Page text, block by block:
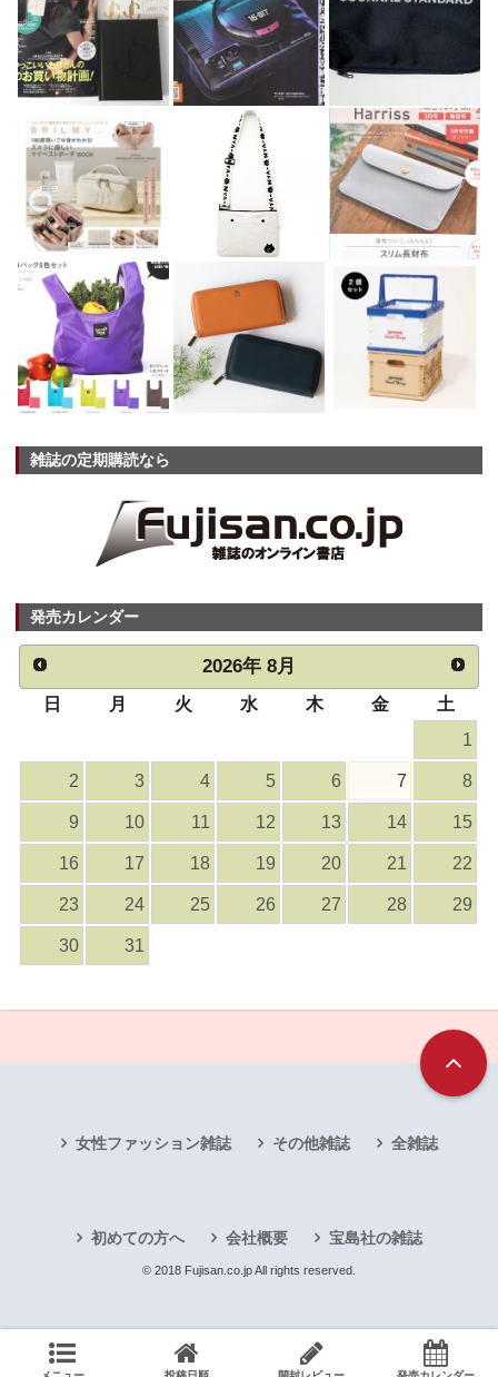
雑誌の定期購読なら
発売カレンダー
2026年 8月
日 月 火 水 木 金
土
1
2 3 4 5 6 7 8
9 10 11 12 13 14 15
16 17 18 19 20 21 22
23 24 25 26 27 28 29
30 31
女性ファッション雑誌 その他雑誌 全雑誌
初めての方へ 会社概要 宝島社の雑誌
© 2018 Fujisan.co.jp All rights reserved.